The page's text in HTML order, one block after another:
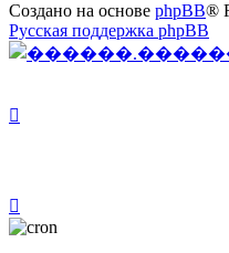
Создано на основе phpBB®
Русская поддержка phpBB